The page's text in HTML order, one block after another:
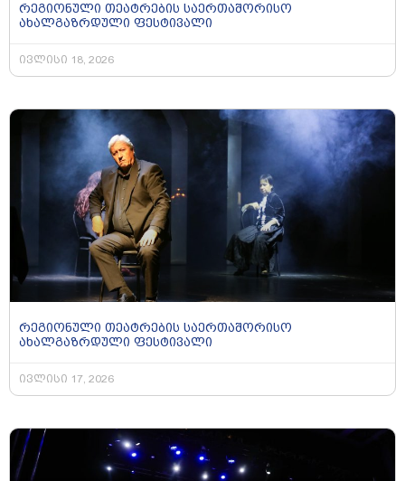
რეგიონული თეატრების საერთაშორისო
ახალგაზრდული ფესტივალი
ივლისი 18, 2026
რეგიონული თეატრების საერთაშორისო
ახალგაზრდული ფესტივალი
ივლისი 17, 2026